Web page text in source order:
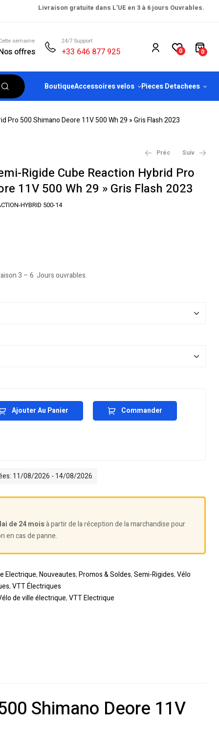
Livraison gratuite dans L’UE en 3 à 6 jours Ouvrables.
semaine
offres
24/7 Support
+33 646 877 925 0 0
BoutiqueAccessoires velos Pieces Detachees
Pro 500 Shimano Deore 11V 500 Wh 29 » Gris Flash 2023
Préc
€9,199.00
€ 8,099.99
Suiv
€2,849.00
€ 2,399.99
Rigide Cube Reaction Hybrid Pro
11V 500 Wh 29 » Gris Flash 2023
HYBRID 500-14
3 – 6 Jours ouvrables.
Ajouter Au Panier Commander
11/08/2026 - 14/08/2026
de 24 moisà partir de la réception de la marchandise pour
en cas de panne.
Electrique,Nouveautes,Promos & Soldes,Semi-Rigides,Vélo
,VTT Électriques
de ville électrique,VTT Electrique
Shimano Deore 11V